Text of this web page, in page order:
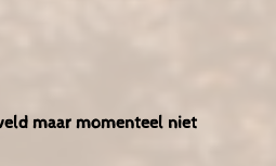
maar momenteel niet